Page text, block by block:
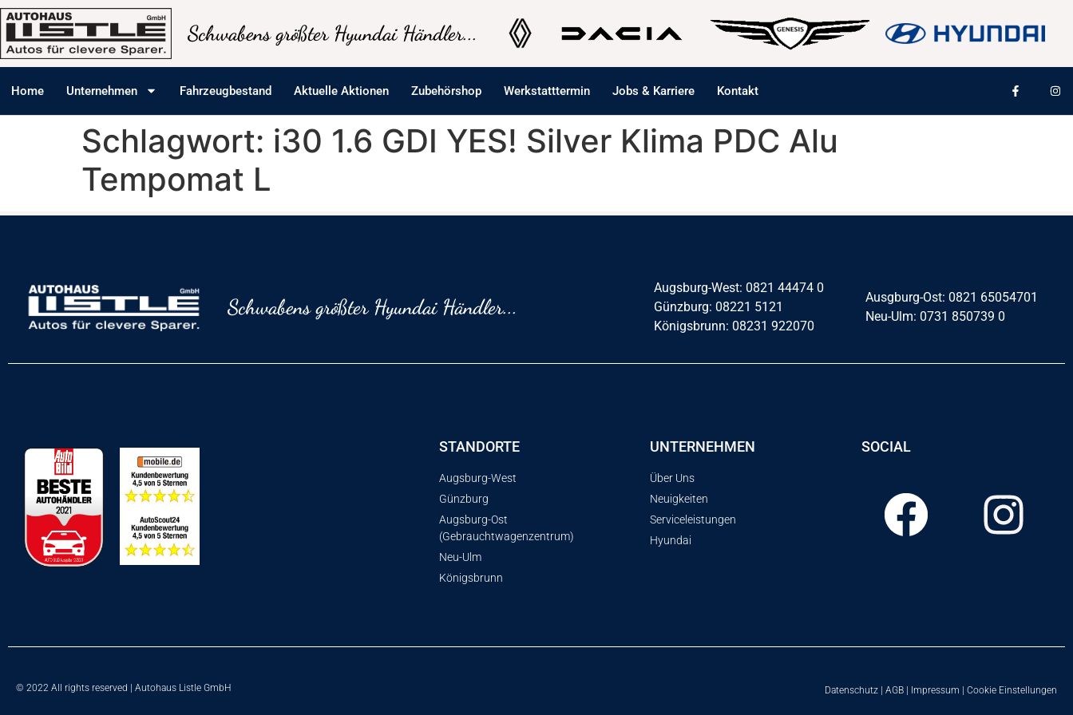
springen
Schwabens größter Hyundai Händler...
Home Unternehmen Fahrzeugbestand Aktuelle Aktionen Zubehörshop Werkstatttermin Jobs & Karriere Kontakt
Schlagwort: i30 1.6 GDI YES! Silver Klima PDC Alu
Tempomat L
Schwabens größter Hyundai Händler...
Augsburg-West: 0821 44474 0
Günzburg: 08221 5121
Königsbrunn: 08231 922070
Ausgburg-Ost: 0821 65054701
Neu-Ulm: 0731 850739 0
STANDORTE
Augsburg-West
Günzburg
Augsburg-Ost
(Gebrauchtwagenzentrum)
Neu-Ulm
Königsbrunn
UNTERNEHMEN
Über Uns
Neuigkeiten
Serviceleistungen
Hyundai
SOCIAL
© 2022 All rights reserved | Autohaus Listle GmbH Datenschutz AGB Impressum Cookie Einstellungen